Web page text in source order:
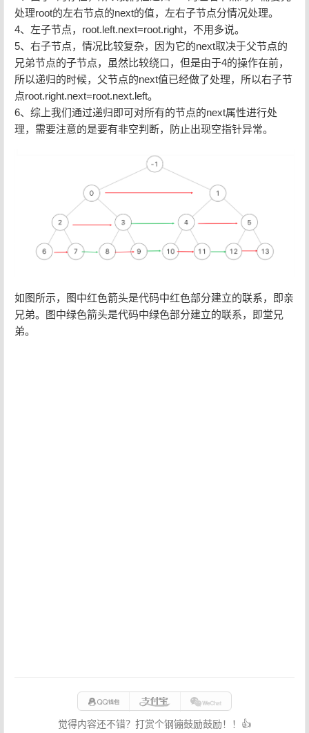
处理root的左右节点的next的值，左右子节点分情况处理。
4、左子节点，root.left.next=root.right，不用多说。
5、右子节点，情况比较复杂，因为它的next取决于父节点的
兄弟节点的子节点，虽然比较绕口，但是由于4的操作在前，
所以递归的时候，父节点的next值已经做了处理，所以右子节
点root.right.next=root.next.left。
6、综上我们通过递归即可对所有的节点的next属性进行处
理，需要注意的是要有非空判断，防止出现空指针异常。
如图所示，图中红色箭头是代码中红色部分建立的联系，即亲
兄弟。图中绿色箭头是代码中绿色部分建立的联系，即堂兄
弟。
觉得内容还不错？打赏个钢镚鼓励鼓励！！👍